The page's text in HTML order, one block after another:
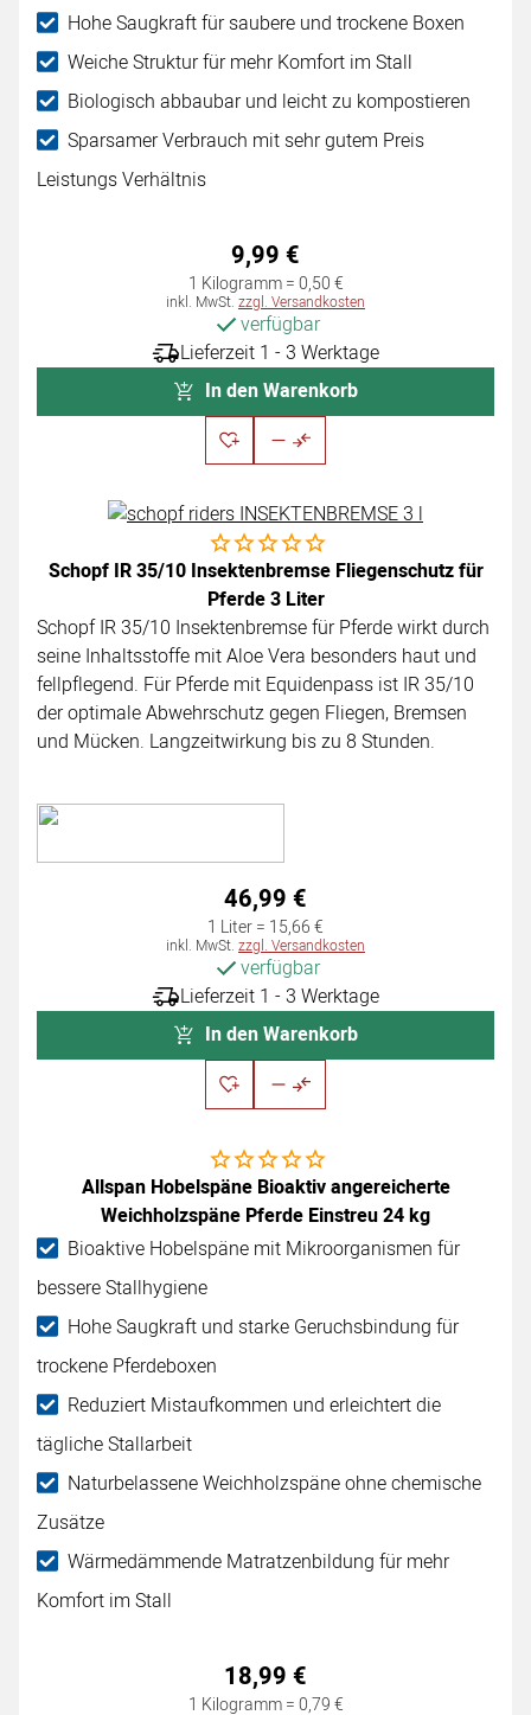
Hohe Saugkraft für saubere und trockene Boxen
Weiche Struktur für mehr Komfort im Stall
Biologisch abbaubar und leicht zu kompostieren
Sparsamer Verbrauch mit sehr gutem Preis
Leistungs Verhältnis
9,99 €
1 Kilogramm =0,50€
Steuerhinweis:
inkl. MwSt. zzgl. Versandkosten
verfügbar
Lieferzeit 1 - 3 Werktage
In den Warenkorb
Noch keine Bewertungen abgegeben
Schopf IR 35/10 Insektenbremse Fliegenschutz für
Pferde 3 Liter
Schopf IR 35/10 Insektenbremse für Pferde wirkt durch
seine Inhaltsstoffe mit Aloe Vera besonders haut und
fellpflegend. Für Pferde mit Equidenpass ist IR 35/10
der optimale Abwehrschutz gegen Fliegen, Bremsen
und Mücken. Langzeitwirkung bis zu 8 Stunden.
46,99 €
1 Liter = 15,66€
Steuerhinweis:
inkl. MwSt. zzgl. Versandkosten
verfügbar
Lieferzeit 1 - 3 Werktage
In den Warenkorb
Noch keine Bewertungen abgegeben
Allspan Hobelspäne Bioaktiv angereicherte
Weichholzspäne Pferde Einstreu 24 kg
Bioaktive Hobelspäne mit Mikroorganismen für
bessere Stallhygiene
Hohe Saugkraft und starke Geruchsbindung für
trockene Pferdeboxen
Reduziert Mistaufkommen und erleichtert die
tägliche Stallarbeit
Naturbelassene Weichholzspäne ohne chemische
Zusätze
Wärmedämmende Matratzenbildung für mehr
Komfort im Stall
18,99 €
1 Kilogramm =0,79€